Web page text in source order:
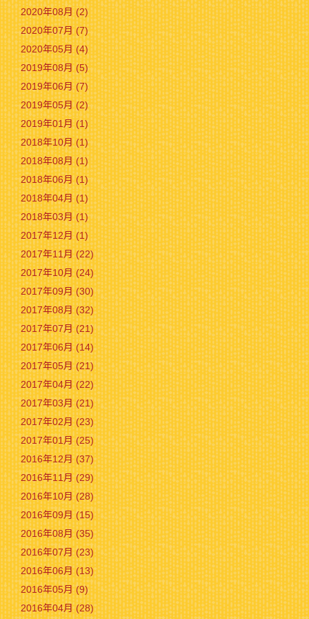
2020年08月 (2)
2020年07月 (7)
2020年05月 (4)
2019年08月 (5)
2019年06月 (7)
2019年05月 (2)
2019年01月 (1)
2018年10月 (1)
2018年08月 (1)
2018年06月 (1)
2018年04月 (1)
2018年03月 (1)
2017年12月 (1)
2017年11月 (22)
2017年10月 (24)
2017年09月 (30)
2017年08月 (32)
2017年07月 (21)
2017年06月 (14)
2017年05月 (21)
2017年04月 (22)
2017年03月 (21)
2017年02月 (23)
2017年01月 (25)
2016年12月 (37)
2016年11月 (29)
2016年10月 (28)
2016年09月 (15)
2016年08月 (35)
2016年07月 (23)
2016年06月 (13)
2016年05月 (9)
2016年04月 (28)